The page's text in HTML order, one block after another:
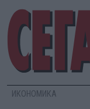
ИКОНОМИКА